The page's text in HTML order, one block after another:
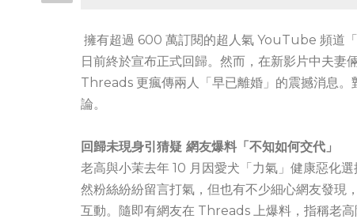
擁有超過 600 萬訂閱的超人氣 YouTube 頻道
日前終於宣布正式回歸。然而，在新影片中夫妻
Threads 更瘋傳兩人「早已離婚」的震撼消息
論。
回歸未現身引猜疑 網友爆料「不知如何交代」
老高與小茉去年 10 月因愛犬「力氣」健康惡化
然粉絲紛紛留言打氣，但也有不少細心網友發現
互動。隨即有網友在 Threads 上爆料，指稱老